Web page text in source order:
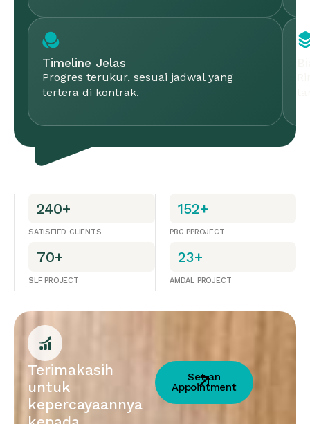
Timeline Jelas
Progres terukur, sesuai jadwal yang
tertera di kontrak.
240+
SATISFIED CLIENTS
152+
PBG PPROJECT
70+
SLF PROJECT
23+
AMDAL PROJECT
Terimakasih
untuk
kepercayaannya
Set an
Appointment